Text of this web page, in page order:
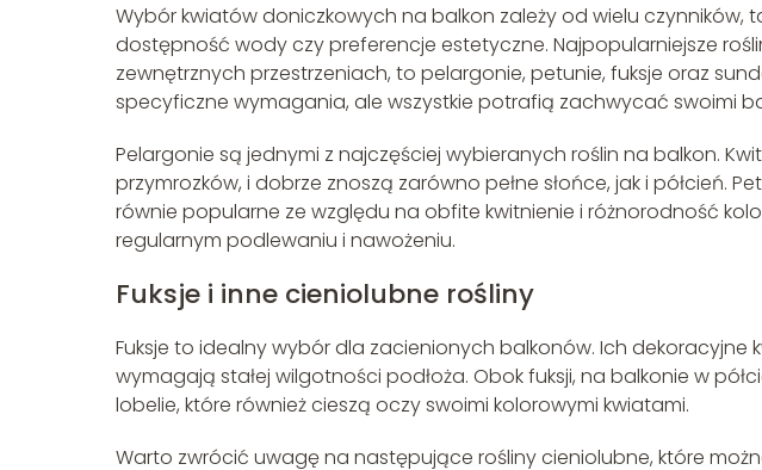
Wybór kwiatów doniczkowych na balkon zależy od wielu czynników,
dostępność wody czy preferencje estetyczne. Najpopularniejsze
zewnętrznych przestrzeniach, to pelargonie, petunie, fuksje oraz
specyficzne wymagania, ale wszystkie potrafią zachwycać swoimi
Pelargonie są jednymi z najczęściej wybieranych roślin na balkon.
przymrozków, i dobrze znoszą zarówno pełne słońce, jak i półcień.
równie popularne ze względu na obfite kwitnienie i różnorodność
regularnym podlewaniu i nawożeniu.
Fuksje i inne cieniolubne rośliny
Fuksje to idealny wybór dla zacienionych balkonów. Ich dekoracyjne
wymagają stałej wilgotności podłoża. Obok fuksji, na balkonie w
lobelie, które również cieszą oczy swoimi kolorowymi kwiatami.
Warto zwrócić uwagę na następujące rośliny cieniolubne, które